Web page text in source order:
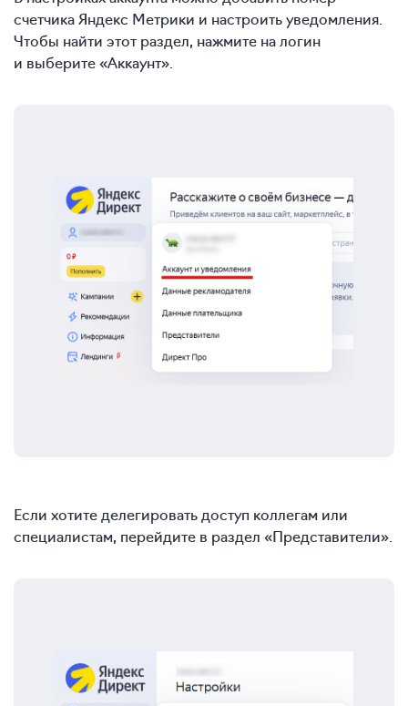
счетчика Яндекс Метрики и настроить уведомления.
Чтобы найти этот раздел, нажмите на логин
и выберите «Аккаунт».
Если хотите делегировать доступ коллегам или
специалистам, перейдите в раздел «Представители».